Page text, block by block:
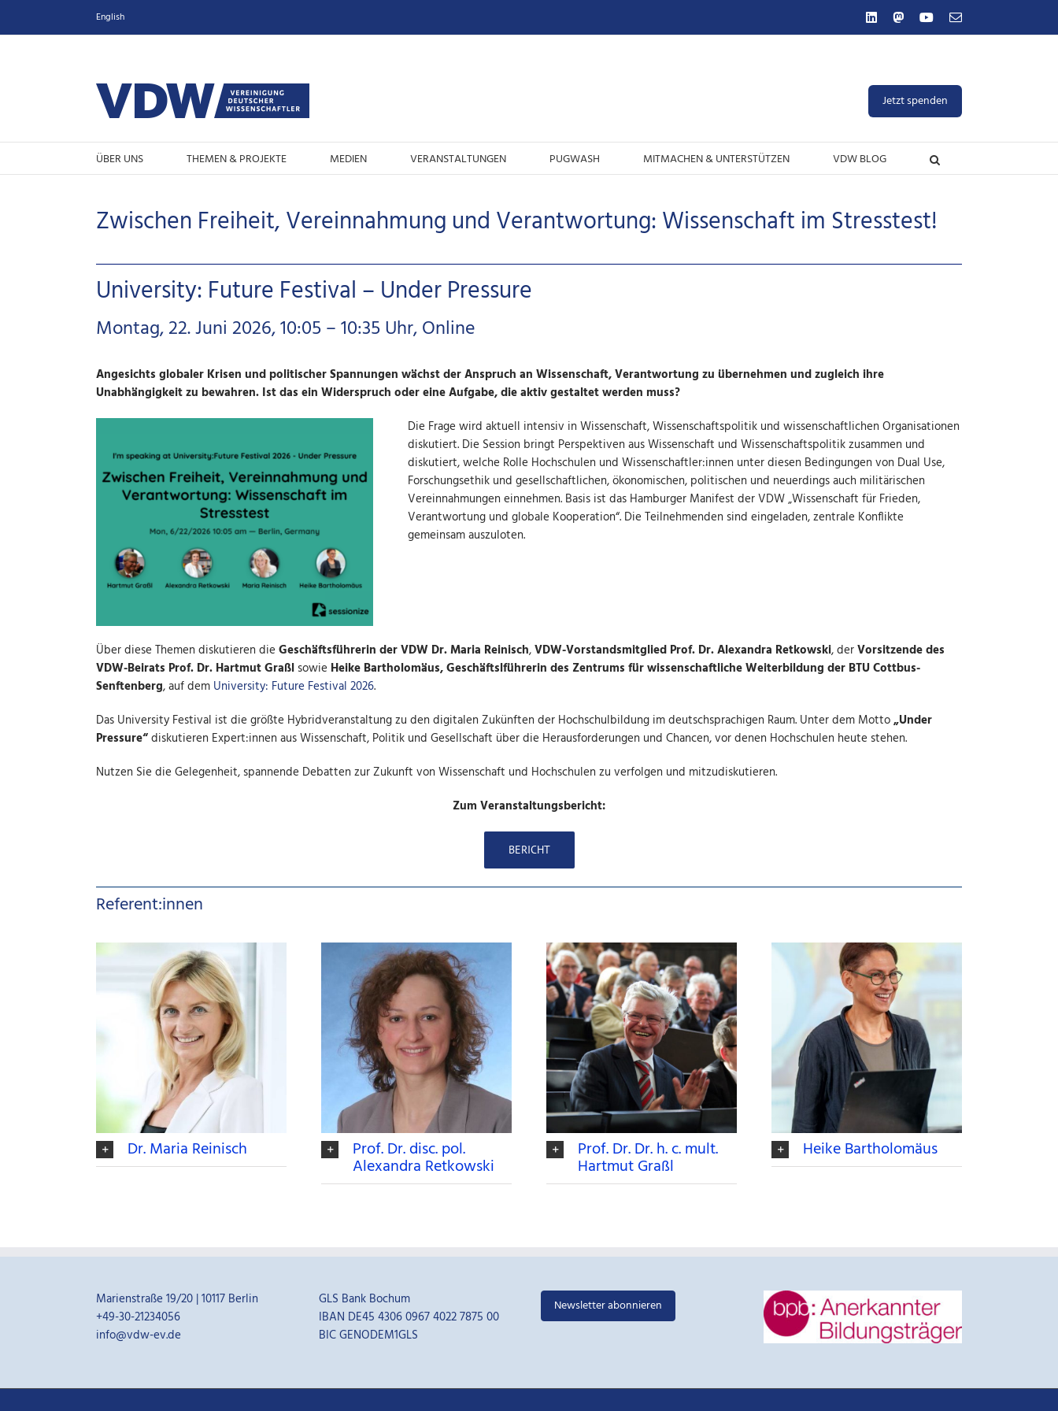
English LinkedInMastodonYouTube
E-
Jetzt spenden
ÜBER UNS THEMEN & PROJEKTE MEDIEN VERANSTALTUNGEN PUGWASH MITMACHEN & UNTERSTÜTZEN VDW BLOG
Zwischen Freiheit, Vereinnahmung und Verantwortung: Wissenschaft im Stresstest!
University: Future Festival – Under Pressure
Montag, 22. Juni 2026, 10:05 – 10:35 Uhr, Online
Angesichts globaler Krisen und politischer Spannungen wächst der Anspruch an Wissenschaft, Verantwortung zu übernehmen und zugleich ihre
Unabhängigkeit zu bewahren. Ist das ein Widerspruch oder eine Aufgabe, die aktiv gestaltet werden muss?
Die Frage wird aktuell intensiv in Wissenschaft, Wissenschaftspolitik und wissenschaftlichen Organisationen
diskutiert. Die Session bringt Perspektiven aus Wissenschaft und Wissenschaftspolitik zusammen und
diskutiert, welche Rolle Hochschulen und Wissenschaftler:innen unter diesen Bedingungen von Dual Use,
Forschungsethik und gesellschaftlichen, ökonomischen, politischen und neuerdings auch militärischen
Vereinnahmungen einnehmen. Basis ist das Hamburger Manifest der VDW „Wissenschaft für Frieden,
Verantwortung und globale Kooperation“. Die Teilnehmenden sind eingeladen, zentrale Konflikte
gemeinsam auszuloten.
Über diese Themen diskutieren die Geschäftsführerin der VDW Dr. Maria Reinisch,VDW-Vorstandsmitglied Prof. Dr. Alexandra Retkowski, derVorsitzende des
VDW-Beirats Prof. Dr. Hartmut Graßl sowie Heike Bartholomäus, Geschäftslführerin des Zentrums für wissenschaftliche Weiterbildung der BTU Cottbus-
Senftenberg, auf dem University: Future Festival 2026.
Das University Festival ist die größte Hybridveranstaltung zu den digitalen Zukünften der Hochschulbildung im deutschsprachigen Raum. Unter dem Motto„Under
Pressure“diskutieren Expert:innen aus Wissenschaft, Politik und Gesellschaft über die Herausforderungen und Chancen, vor denen Hochschulen heute stehen.
Nutzen Sie die Gelegenheit, spannende Debatten zur Zukunft von Wissenschaft und Hochschulen zu verfolgen und mitzudiskutieren.
Zum Veranstaltungsbericht:
BERICHT
Referent:innen
Dr. Maria Reinisch Prof. Dr. disc. pol.
Alexandra Retkowski
Prof. Dr. Dr. h. c. mult.
Hartmut Graßl
Heike Bartholomäus
Marienstraße 19/20 | 10117 Berlin
+49-30-21234056
info@vdw-ev.de
GLS Bank Bochum
IBAN DE45 4306 0967 4022 7875 00
BIC GENODEM1GLS
Newsletter abonnieren